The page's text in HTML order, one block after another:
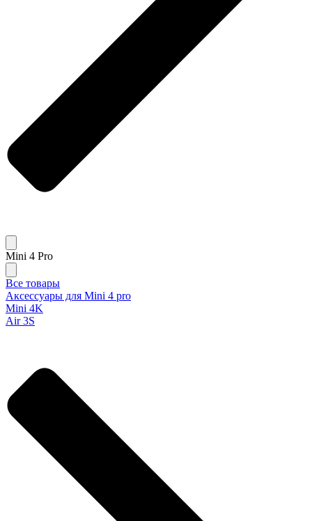
Mini 4 Pro
Все товары
Аксессуары для Mini 4 pro
Mini 4K
Air 3S